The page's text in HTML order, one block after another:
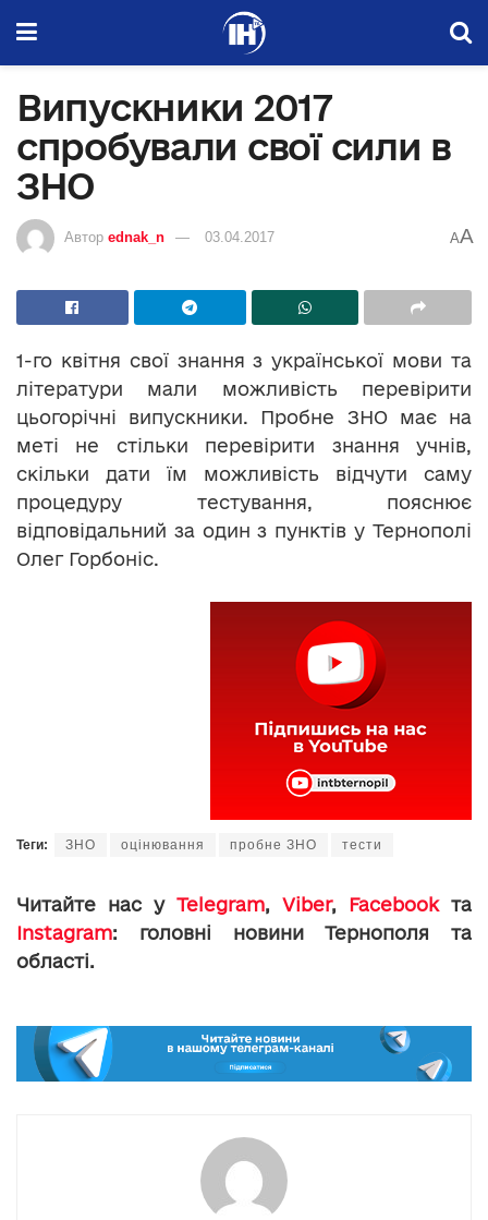
Випускники 2017
спробували свої сили в
ЗНО
Автор ednak_n 03.04.2017 AA
1-го квітня свої знання з української мови та
літератури мали можливість перевірити
цьогорічні випускники. Пробне ЗНО має на
меті не стільки перевірити знання учнів,
скільки дати їм можливість відчути саму
процедуру тестування, пояснює
відповідальний за один з пунктів у Тернополі
Олег Горбоніс.
Теги: ЗНО оцінювання пробне ЗНО тести
Читайте нас у Telegram, Viber, Facebookта
Instagram: головні новини Тернополя та
області.